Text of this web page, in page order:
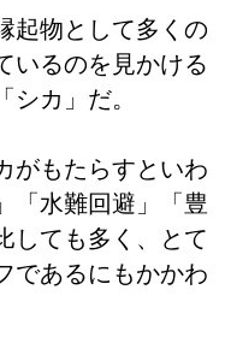
起物として多くの
いるのを見かける
カ」だ。
がもたらすといわ
「水難回避」「豊
しても多く、とて
であるにもかかわ